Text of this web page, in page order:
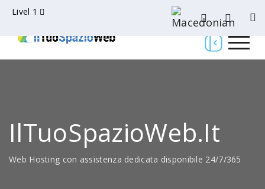
Livel 1
IlTuoSpazioWeb.it
Web Hosting con assistenza dedicata disponibile 24/7/365